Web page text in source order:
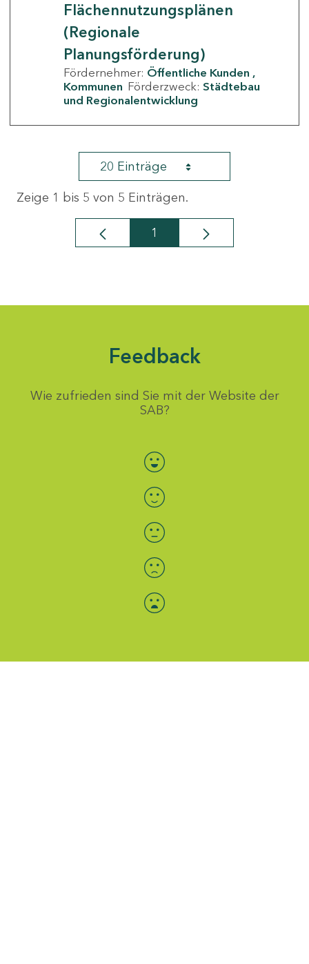
Flächennutzungsplänen
(Regionale
Planungsförderung)
Fördernehmer: Öffentliche Kunden
Kommunen Förderzweck: Städtebau
und Regionalentwicklung
20 Einträge
Zeige 1 bis 5 von 5 Einträgen.
Seite
1
Feedback
Wie zufrieden sind Sie mit der Website der
SAB?
Bewertung auswählen